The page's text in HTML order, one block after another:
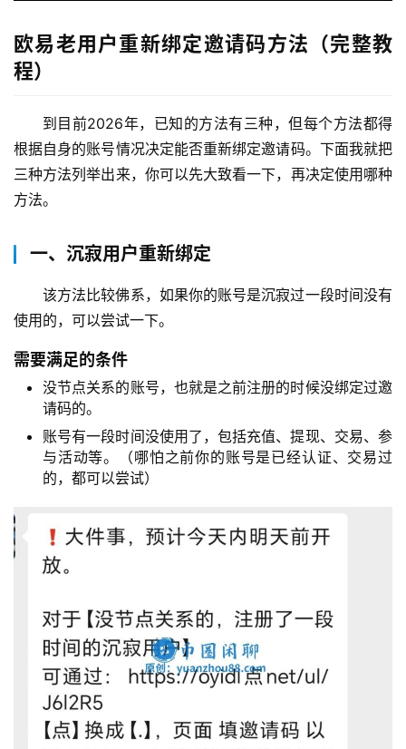
欧易老用户重新绑定邀请码方法（完整教
程）
到目前2026年，已知的方法有三种，但每个方法都得
根据自身的账号情况决定能否重新绑定邀请码。下面我就把
三种方法列举出来，你可以先大致看一下，再决定使用哪种
方法。
一、沉寂用户重新绑定
该方法比较佛系，如果你的账号是沉寂过一段时间没有
使用的，可以尝试一下。
需要满足的条件
没节点关系的账号，也就是之前注册的时候没绑定过邀
请码的。
账号有一段时间没使用了，包括充值、提现、交易、参
与活动等。（哪怕之前你的账号是已经认证、交易过
的，都可以尝试）